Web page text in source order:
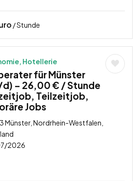
/ Stunde
Hotellerie
für Münster
– 26,00 € / Stunde
Teilzeitjob,
Jobs
Münster, Nordrhein-Westfalen,
2026